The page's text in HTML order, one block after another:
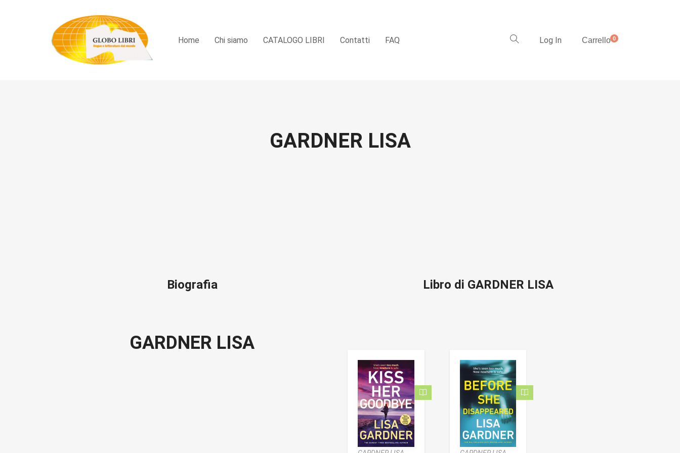
Home Chi siamo CATALOGO LIBRI Contatti FAQ Log In Carrello0
GARDNER LISA
Biografia
GARDNER LISA
Libro di GARDNER LISA